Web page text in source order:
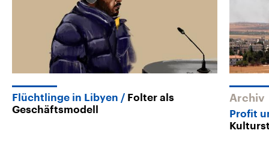
Flüchtlinge in Libyen
Folter als
Geschäftsmodell
Archiv
Profit